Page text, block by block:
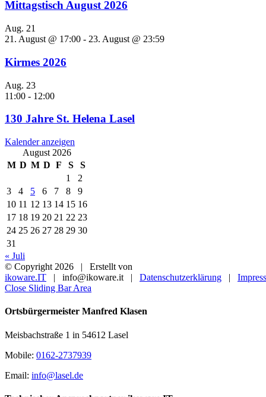
Mittagstisch August 2026
Aug. 21
21. August @ 17:00 - 23. August @ 23:59
Kirmes 2026
Aug. 23
11:00 - 12:00
130 Jahre St. Helena Lasel
Kalender anzeigen
August 2026
M D M D F S
S
1
2
3
4 5 6 7 8
9
10 11 12 13 14 15 16
17 18 19 20 21 22 23
24 25 26 27 28 29 30
31
« Juli
© Copyright 2026 | Erstellt von
ikoware.IT | info@ikoware.it | Datenschutzerklärung |
Close Sliding Bar Area
Ortsbürgermeister Manfred Klasen
Meisbachstraße 1 in 54612 Lasel
Mobile: 0162-2737939
Email: info@lasel.de